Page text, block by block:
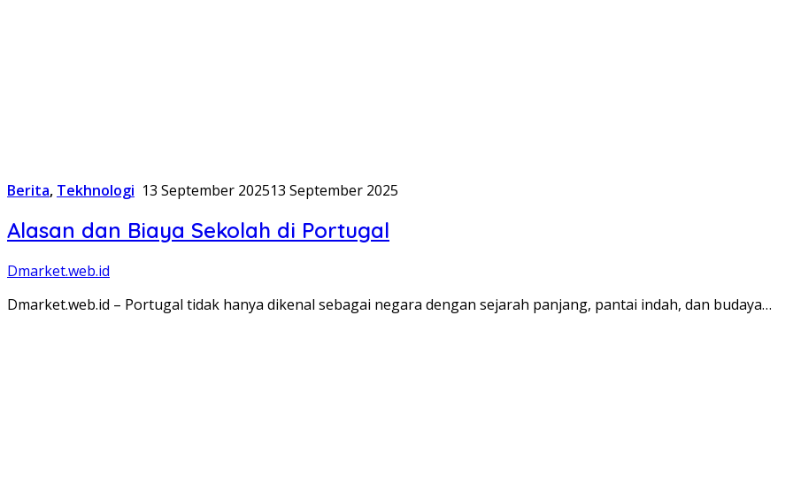
Berita, Tekhnologi 13 September 202513 September 2025
Alasan dan Biaya Sekolah di Portugal
Dmarket.web.id
Dmarket.web.id – Portugal tidak hanya dikenal sebagai negara dengan sejarah panjang, pantai indah, dan budaya…